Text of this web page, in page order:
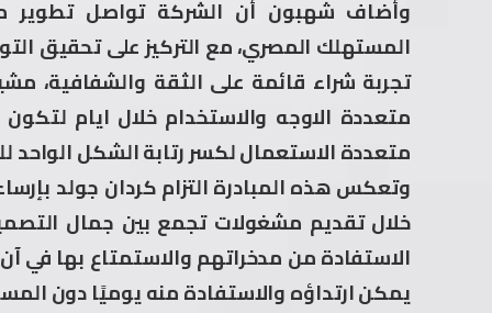
وأضاف شهبون أن الشركة تواصل تطوير
المستهلك المصري، مع التركيز على تحقيق
تجربة شراء قائمة على الثقة والشفافية،
متعددة الاوجه والاستخدام خلال ايام
متعددة الاستعمال لكسر رتابة الشكل الواحد
وتعكس هذه المبادرة التزام كردان جولد
خلال تقديم مشغولات تجمع بين جمال
الاستفادة من مدخراتهم والاستمتاع بها
يمكن ارتداؤه والاستفادة منه يوميًا دون